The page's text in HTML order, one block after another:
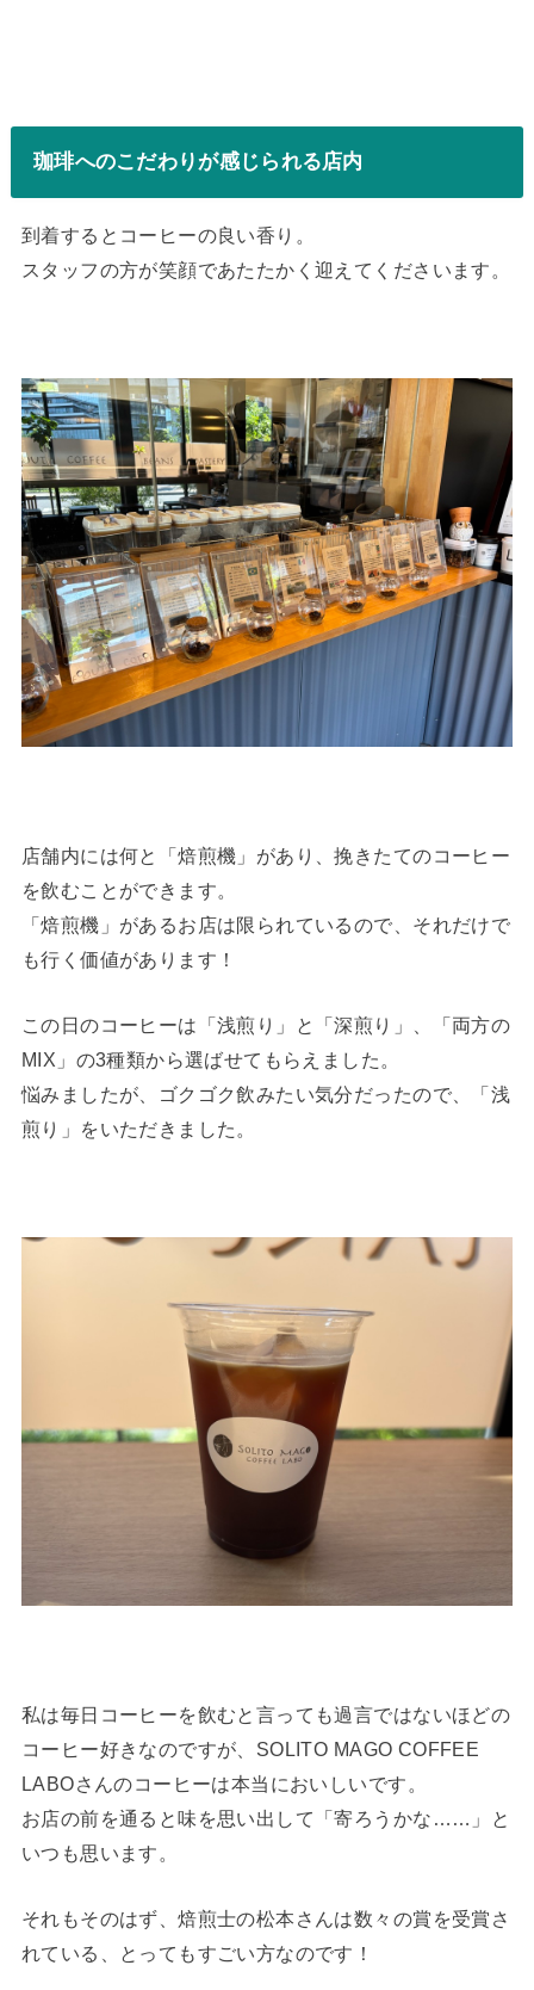
珈琲へのこだわりが感じられる店内
到着するとコーヒーの良い香り。
スタッフの方が笑顔であたたかく迎えてくださいます。
店舗内には何と「焙煎機」があり、挽きたてのコーヒー
を飲むことができます。
「焙煎機」があるお店は限られているので、それだけで
も行く価値があります！
この日のコーヒーは「浅煎り」と「深煎り」、「両方の
MIX」の3種類から選ばせてもらえました。
悩みましたが、ゴクゴク飲みたい気分だったので、「浅
煎り」をいただきました。
私は毎日コーヒーを飲むと言っても過言ではないほどの
コーヒー好きなのですが、SOLITO MAGO COFFEE
LABOさんのコーヒーは本当においしいです。
お店の前を通ると味を思い出して「寄ろうかな……」と
いつも思います。
それもそのはず、焙煎士の松本さんは数々の賞を受賞さ
れている、とってもすごい方なのです！